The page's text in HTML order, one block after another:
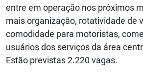
entre em operação nos próximos
mais organização, rotatividade de
comodidade para motoristas,
usuários dos serviços da área
Estão previstas 2.220 vagas.